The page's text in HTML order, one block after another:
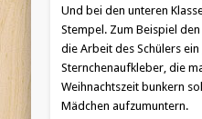
Und bei den unteren
Stempel. Zum Beispiel
die Arbeit des Schülers
Sternchenaufkleber, die
Weihnachtszeit bunkern
Mädchen aufzumuntern.